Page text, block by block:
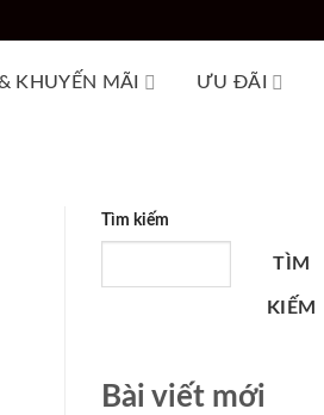
KHUYẾN MÃI ƯU ĐÃI
Tìm kiếm
TÌM
KIẾM
Bài viết mới